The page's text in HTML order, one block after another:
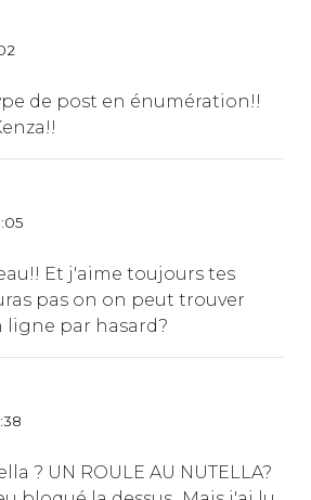
de post en énumération!!
Et j'aime toujours tes
pas on on peut trouver
ligne par hasard?
? UN ROULE AU NUTELLA?